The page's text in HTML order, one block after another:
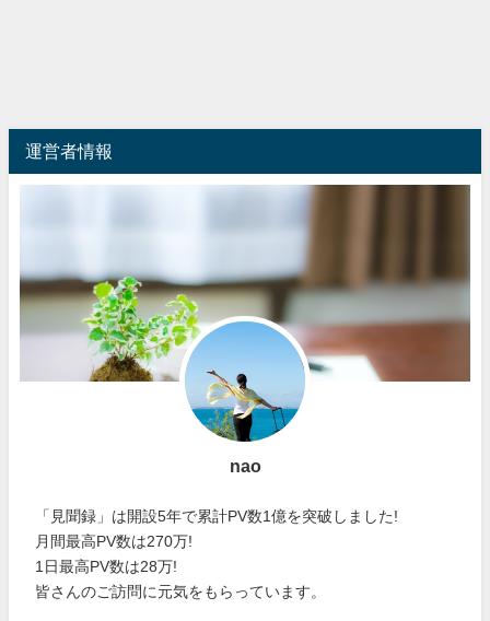
運営者情報
nao
「見聞録」は開設5年で累計PV数1億を突破しました!
月間最高PV数は270万!
1日最高PV数は28万!
皆さんのご訪問に元気をもらっています。